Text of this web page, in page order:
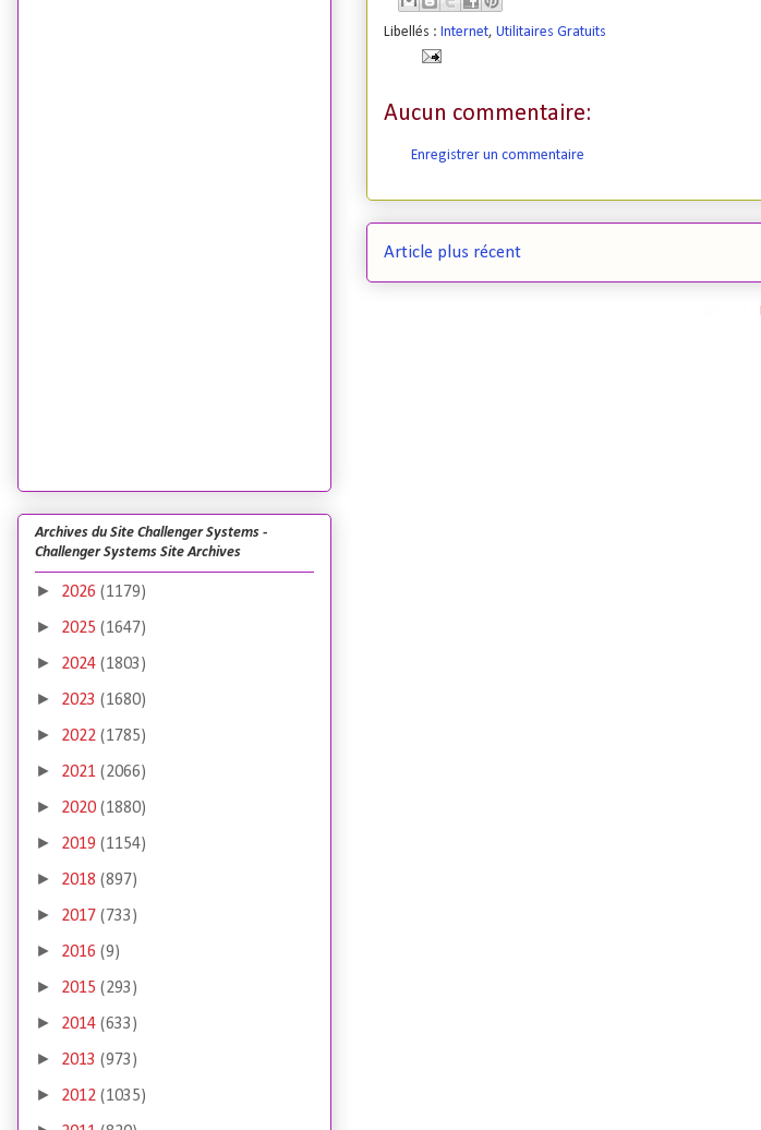
Libellés : Internet, Utilitaires Gratuits
Aucun commentaire:
Enregistrer un commentaire
Article plus récent
Archives du Site Challenger Systems -
Challenger Systems Site Archives
► 2026 (1179)
► 2025 (1647)
► 2024 (1803)
► 2023 (1680)
► 2022 (1785)
► 2021 (2066)
► 2020 (1880)
► 2019 (1154)
► 2018 (897)
► 2017 (733)
► 2016 (9)
► 2015 (293)
► 2014 (633)
► 2013 (973)
► 2012 (1035)